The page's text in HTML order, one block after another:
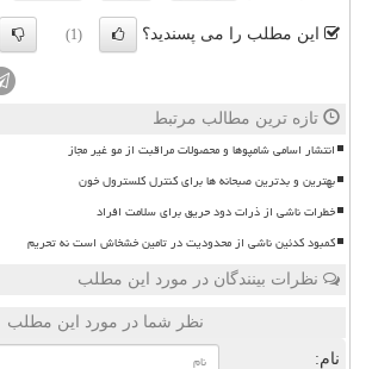
این مطلب را می پسندید؟ (1)
تازه ترین مطالب مرتبط
انتشار اسامی شامپوها و محصولات مراقبت از مو غیر مجاز
بهترین و بدترین صبحانه ها برای کنترل کلسترول خون
خطرات ناشی از ذرات دود حریق برای سلامت افراد
کمبود کدئین ناشی از محدودیت در تامین خشخاش است نه تحریم
نظرات بینندگان در مورد این مطلب
نظر شما در مورد این مطلب
نام: